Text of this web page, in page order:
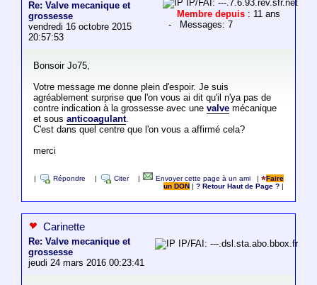
Re: Valve mecanique et
grossesse
vendredi 16 octobre 2015
20:57:53
IP/FAI: ---.7.6.93.rev.sfr.net
Membre depuis : 11 ans
- Messages: 7
Bonsoir Jo75,
Votre message me donne plein d'espoir. Je suis
agréablement surprise que l'on vous ai dit qu'il n'ya pas de
contre indication à la grossesse avec une valvemécanique
et sous anticoagulant.
C'est dans quel centre que l'on vous a affirmé cela?
merci
Répondre Citer Envoyer cette page à un ami |
Faire
un DON
|? Retour Haut de Page ?
Carinette
Re: Valve mecanique et
grossesse
jeudi 24 mars 2016 00:23:41
IP/FAI: ---.dsl.sta.abo.bbox.fr